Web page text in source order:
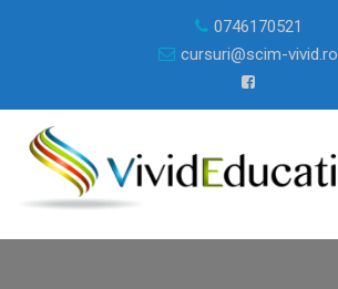
0746170521
cursuri@scim-vivid.ro